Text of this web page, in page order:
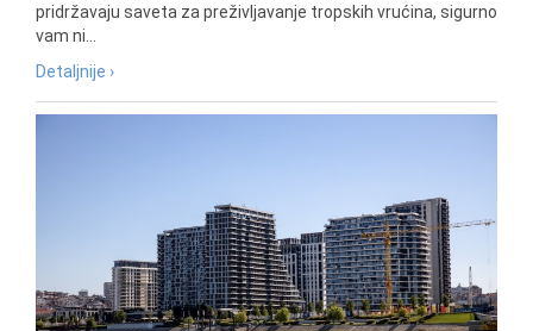
pridržavaju saveta za preživljavanje tropskih vrućina, sigurno
vam ni...
Detaljnije ›